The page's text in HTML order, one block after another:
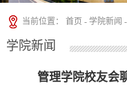
当前位置： 首页 -学院新闻
学院新闻
管理学院校友会